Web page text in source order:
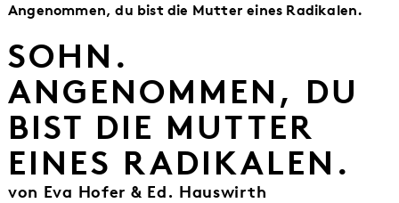
Angenommen, du bist die Mutter eines Radikalen.
SOHN.
ANGENOMMEN, DU
BIST DIE MUTTER
EINES RADIKALEN.
von Eva Hofer & Ed. Hauswirth